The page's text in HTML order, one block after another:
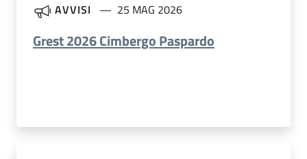
AVVISI 25 MAG 2026
Grest 2026 Cimbergo Paspardo